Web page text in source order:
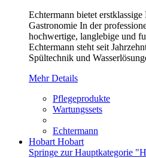
Echtermann bietet
Gastronomie In der
hochwertige, langlebige und
Echtermann steht seit
Spültechnik und
Mehr Details
Pflegeprodukte
Wartungssets
Echtermann
Hobart Hobart
Springe zur Hauptkategorie